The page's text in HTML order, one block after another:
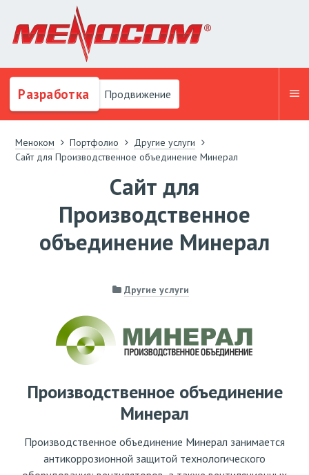
Разработка Продвижение
Меноком Портфолио
Другие услуги
Сайт для Производственное объединение Минерал
Сайт для
Производственное
объединение Минерал
Другие услуги
Производственное объединение
Минерал
Производственное объединение Минерал занимается
антикоррозионной защитой технологического